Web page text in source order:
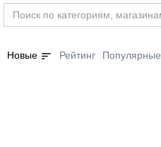
Новые sort Рейтинг Популярные